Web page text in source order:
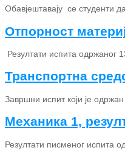
Обавјештавају се студенти
Отпорност
Резултати испита одржаног
Транспортна
Завршни испит који је
Механика 1,
Резултати писменог испита